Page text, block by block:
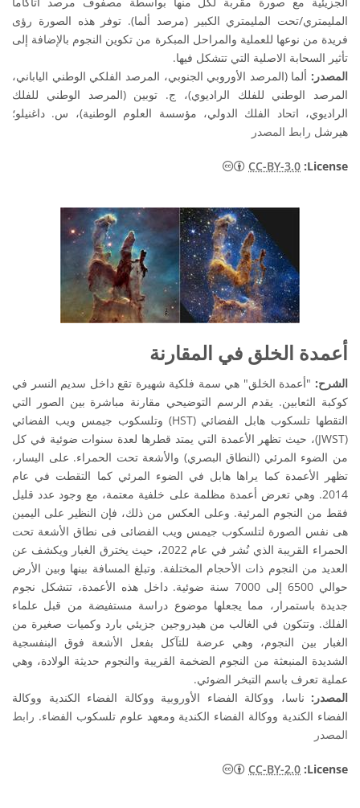
المليمتري/تحت المليمتري الكبير (مرصد ألما). توفر هذه الصورة رؤى
فريدة من نوعها للعملية والمراحل المبكرة من تكوين النجوم بالإضافة إلى
تأثير السحابة الاصلية التي تتشكل فيها.
المصدر: ألما (المرصد الأوروبي الجنوبي، المرصد الفلكي الوطني الياباني،
المرصد الوطني للفلك الراديوي)، ج. توبين (المرصد الوطني للفلك
الراديوي، اتحاد الفلك الدولي، مؤسسة العلوم الوطنية)، س. داغنيلو؛
هيرشل رابط المصدر
CC-BY-3.0 :License
أعمدة الخلق في المقارنة
الشرح: "أعمدة الخلق" هي سمة فلكية شهيرة تقع داخل سديم النسر في
كوكبة الثعابين. يقدم الرسم التوضيحي مقارنة مباشرة بين الصور التي
التقطها تلسكوب هابل الفضائي (HST) وتلسكوب جيمس ويب الفضائي
(JWST)، حيث تظهر الأعمدة التي يمتد قطرها لعدة سنوات ضوئية في كل
من الضوء المرئي (النطاق البصري) والأشعة تحت الحمراء. على اليسار،
تظهر الأعمدة كما يراها هابل في الضوء المرئي كما التقطت في عام
2014. وهي تعرض أعمدة مظلمة على خلفية معتمة، مع وجود عدد قليل
فقط من النجوم المرئية. وعلى العكس من ذلك، فإن النظير على اليمين
هى نفس الصورة لتلسكوب جيمس ويب الفضائى فى نطاق الأشعة تحت
الحمراء القريبة الذي نُشر في عام 2022، حيث يخترق الغبار ويكشف عن
العديد من النجوم ذات الأحجام المختلفة. وتبلغ المسافة بينها وبين الأرض
حوالي 6500 إلى 7000 سنة ضوئية. داخل هذه الأعمدة، تتشكل نجوم
جديدة باستمرار، مما يجعلها موضوع دراسة مستفيضة من قبل علماء
الفلك. وتتكون في الغالب من هيدروجين جزيئي بارد وكميات صغيرة من
الغبار بين النجوم، وهي عرضة للتآكل بفعل الأشعة فوق البنفسجية
الشديدة المنبعثة من النجوم الضخمة القريبة والنجوم حديثة الولادة، وهي
عملية تعرف باسم التبخر الضوئي.
المصدر: ناسا، ووكالة الفضاء الأوروبية ووكالة الفضاء الكندية ووكالة
الفضاء الكندية ووكالة الفضاء الكندية ومعهد علوم تلسكوب الفضاء. رابط
المصدر
أيقونات CC-BY-2.0 :License